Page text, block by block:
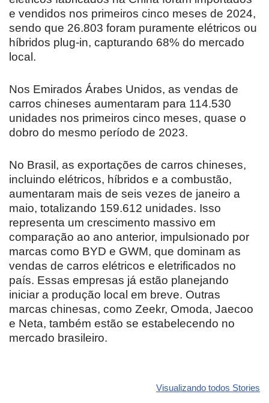
e vendidos nos primeiros cinco meses de 2024,
sendo que 26.803 foram puramente elétricos ou
híbridos plug-in, capturando 68% do mercado
local.
Nos Emirados Árabes Unidos, as vendas de
carros chineses aumentaram para 114.530
unidades nos primeiros cinco meses, quase o
dobro do mesmo período de 2023.
No Brasil, as exportações de carros chineses,
incluindo elétricos, híbridos e a combustão,
aumentaram mais de seis vezes de janeiro a
maio, totalizando 159.612 unidades. Isso
representa um crescimento massivo em
comparação ao ano anterior, impulsionado por
marcas como BYD e GWM, que dominam as
vendas de carros elétricos e eletrificados no
país. Essas empresas já estão planejando
iniciar a produção local em breve. Outras
marcas chinesas, como Zeekr, Omoda, Jaecoo
e Neta, também estão se estabelecendo no
mercado brasileiro.
Visualizando todos Stories
Dodge pode ter
que